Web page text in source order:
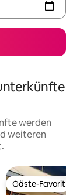
werden
weiteren
Gäste-Favorit
Gäste-Favorit